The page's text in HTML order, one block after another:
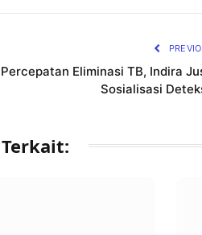
Percepatan Eliminasi TB, Indira
Sosialisasi